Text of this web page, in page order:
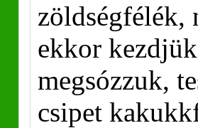
zöldségfélék,
ekkor
megsózzuk,
csipet